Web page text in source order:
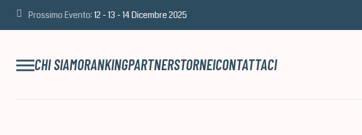
Prossimo Evento: 12 - 13 - 14 Dicembre 2025
CHI SIAMORANKINGPARTNERSTORNEICONTATTACI